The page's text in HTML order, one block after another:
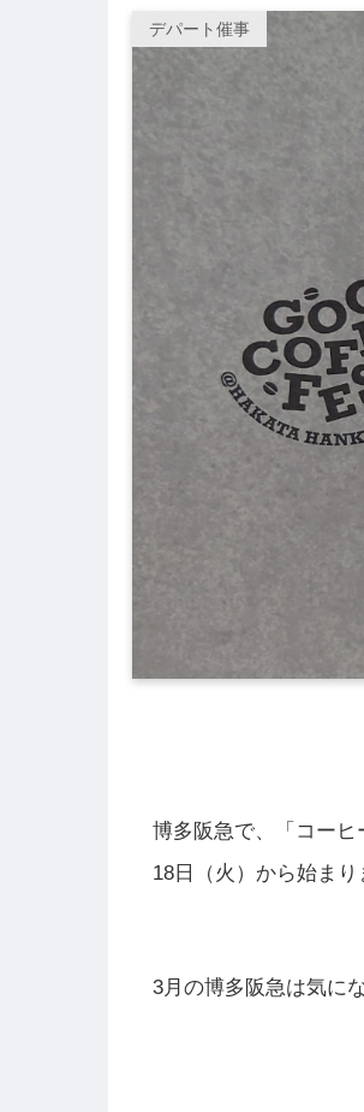
デパート催事
博多阪急で、「コーヒ
18日（火）から始まり
3月の博多阪急は気に